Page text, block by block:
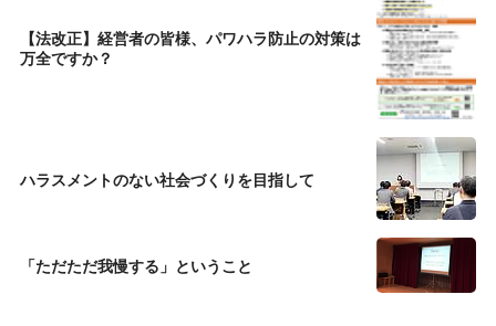
【法改正】経営者の皆様、パワハラ防止の対策は
万全ですか？
ハラスメントのない社会づくりを目指して
「ただただ我慢する」ということ